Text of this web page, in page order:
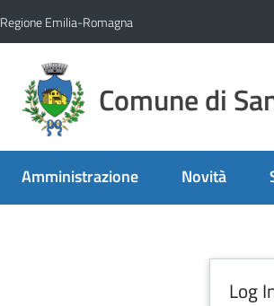
Regione Emilia-Romagna
Comune di
Amministrazione Novità
Log